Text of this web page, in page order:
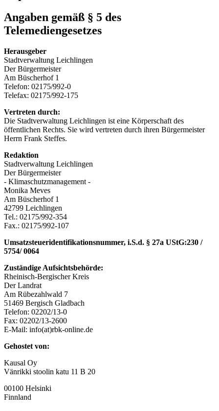
Angaben gemäß § 5 des
Telemediengesetzes
Herausgeber
Stadtverwaltung Leichlingen
Der Bürgermeister
Am Büscherhof 1
Telefon: 02175/992-0
Telefax: 02175/992-175
Vertreten durch:
Die Stadtverwaltung Leichlingen ist eine Körperschaft des
öffentlichen Rechts. Sie wird vertreten durch ihren Bürgermeister
Herrn Frank Steffes.
Redaktion
Stadtverwaltung Leichlingen
Der Bürgermeister
- Klimaschutzmanagement -
Monika Meves
Am Büscherhof 1
42799 Leichlingen
Tel.: 02175/992-354
Fax.: 02175/992-107
Umsatzsteueridentifikationsnummer, i.S.d. § 27a UStG:230 /
5754/ 0064
Zuständige Aufsichtsbehörde:
Rheinisch-Bergischer Kreis
Der Landrat
Am Rübezahlwald 7
51469 Bergisch Gladbach
Telefon: 02202/13-0
Fax: 02202/13-2600
E-Mail: info(at)rbk-online.de
Gehostet von:
Kausal Oy
Vänrikki stoolin katu 11 B 20
00100 Helsinki
Finnland